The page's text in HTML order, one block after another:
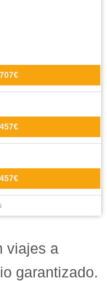
viajes a
garantizado.